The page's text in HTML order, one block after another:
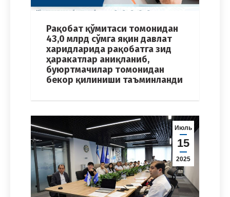
Рақобат қўмитаси томонидан
43,0 млрд сўмга яқин давлат
харидларида рақобатга зид
ҳаракатлар аниқланиб,
буюртмачилар томонидан
бекор қилиниши таъминланди
Июль
15
2025